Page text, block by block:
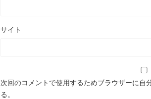
サイト
次回のコメントで使用するためブラウザーに自
る。